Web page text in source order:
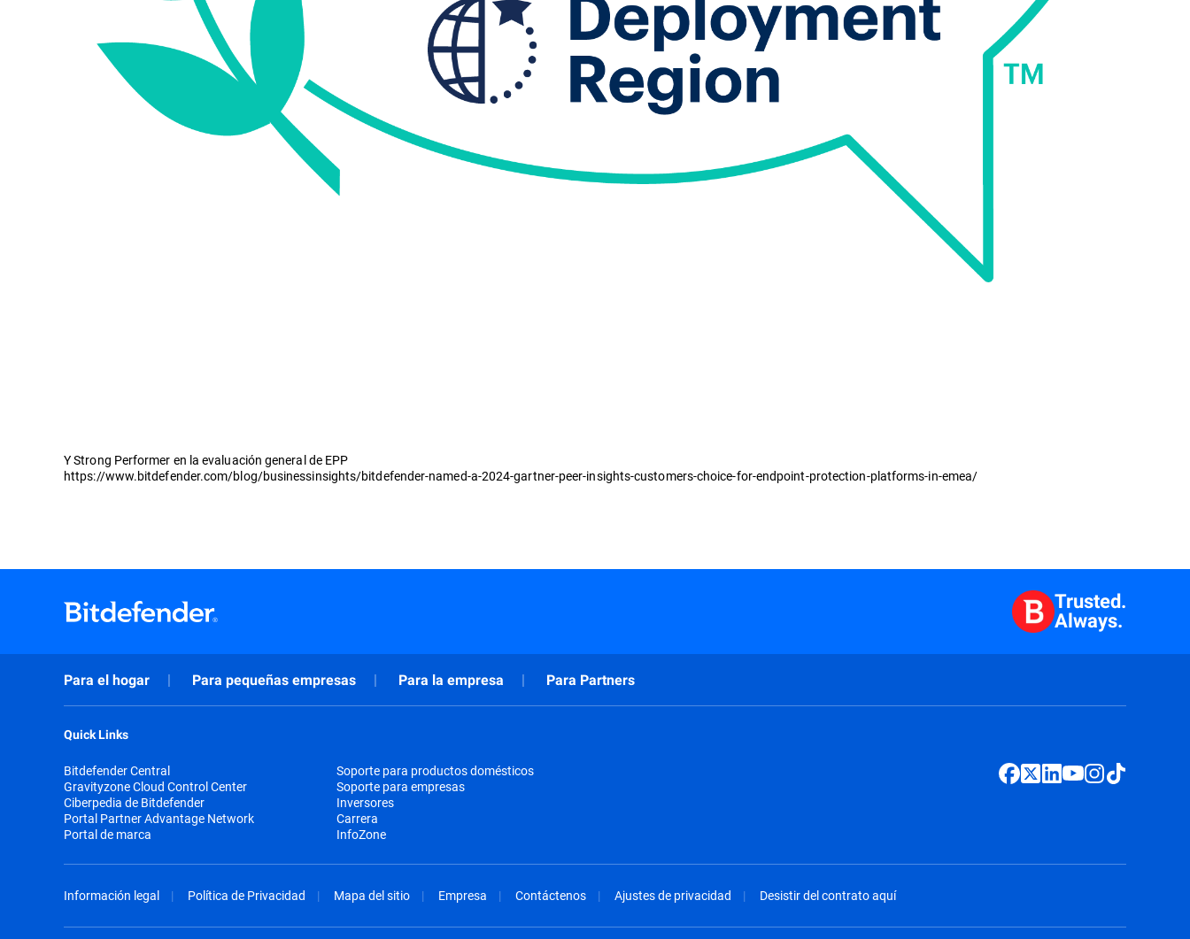
Y Strong Performer en la evaluación general de EPP
https://www.bitdefender.com/blog/businessinsights/bitdefender-named-a-2024-gartner-peer-insights-customers-choice-for-endpoint-protection-platforms-in-emea/
Trusted.
Always.
Para el hogar Para pequeñas empresas Para la empresa Para Partners
Quick Links
Bitdefender Central
Gravityzone Cloud Control Center
Ciberpedia de Bitdefender
Portal Partner Advantage Network
Portal de marca
Soporte para productos domésticos
Soporte para empresas
Inversores
Carrera
InfoZone
Información legal Política de Privacidad Mapa del sitio Empresa Contáctenos Ajustes de privacidad Desistir del contrato aquí